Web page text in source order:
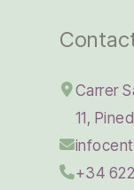
Carrer
11,
+34